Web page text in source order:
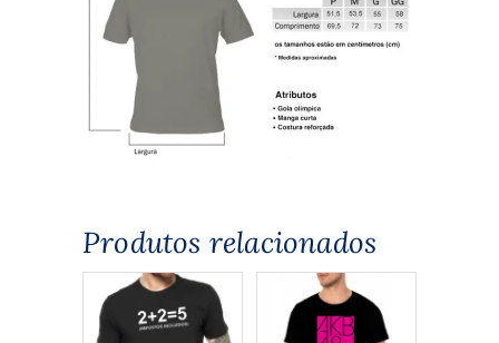
Produtos relacionados